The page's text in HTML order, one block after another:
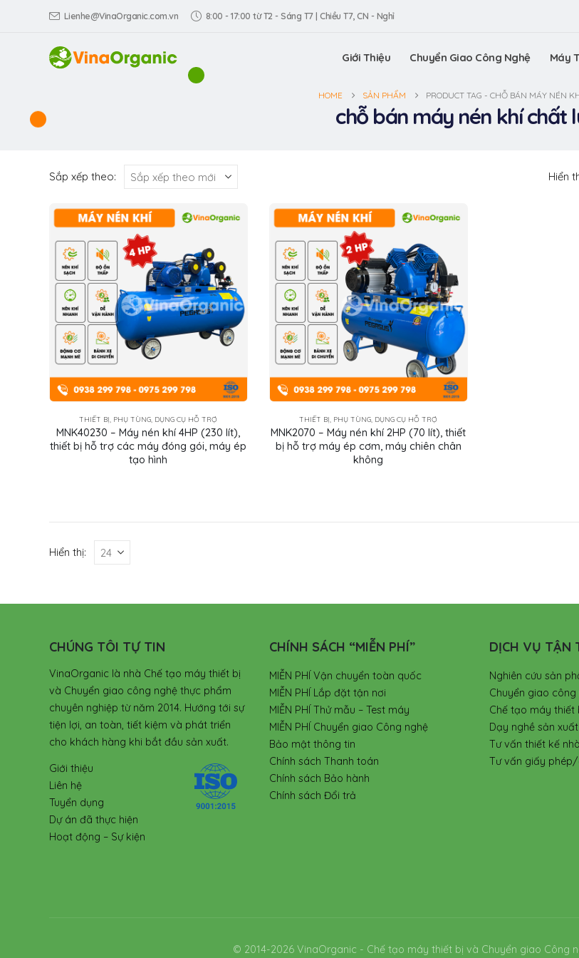
Lienhe@VinaOrganic.com.vn 8:00 - 17:00 từ T2 - Sáng T7 | Chiều T7, CN - Nghỉ
Giới Thiệu Chuyển Giao Công Nghệ Máy
HOME SẢN PHẨM PRODUCT TAG - CHỖ BÁN MÁY NÉN
chỗ bán máy nén khí chất
Sắp xếp theo: Hiển
THIẾT BỊ, PHỤ TÙNG, DỤNG CỤ HỖ TRỢ
MNK40230 – Máy nén khí 4HP (230 lít),
thiết bị hỗ trợ các máy đóng gói, máy ép
tạo hình
THIẾT BỊ, PHỤ TÙNG, DỤNG CỤ HỖ TRỢ
MNK2070 – Máy nén khí 2HP (70 lít), thiết
bị hỗ trợ máy ép cơm, máy chiên chân
không
Hiển thị:
CHÚNG TÔI TỰ TIN
VinaOrganic là nhà Chế tạo máy thiết bị
và Chuyển giao công nghệ thực phẩm
chuyên nghiệp từ năm 2014. Hướng tới sự
tiện lợi, an toàn, tiết kiệm và phát triển
cho khách hàng khi bắt đầu sản xuất.
Giới thiệu
Liên hệ
Tuyển dụng
Dự án đã thực hiện
Hoạt động – Sự kiện
CHÍNH SÁCH “MIỄN PHÍ”
MIỄN PHÍ Vận chuyển toàn quốc
MIỄN PHÍ Lắp đặt tận nơi
MIỄN PHÍ Thử mẫu – Test máy
MIỄN PHÍ Chuyển giao Công nghệ
Bảo mật thông tin
Chính sách Thanh toán
Chính sách Bảo hành
Chính sách Đổi trả
DỊCH VỤ TẬN
Nghiên cứu sản
Chuyển giao công
Chế tạo máy thiết
Dạy nghề sản xuất
Tư vấn thiết kế
Tư vấn giấy
© 2014-2026 VinaOrganic - Chế tạo máy thiết bị và Chuyển giao Công